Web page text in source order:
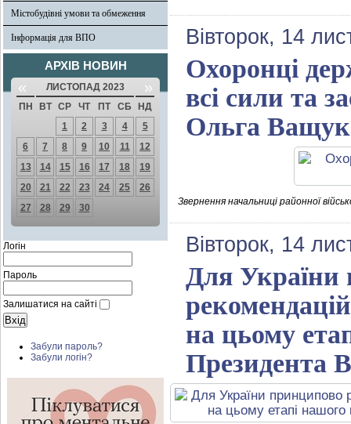
Містобудівні умови та обмеження
Інформація для ВПО
АРХІВ НОВИН
« ЛИСТОПАД 2023 »
ПН ВТ СР ЧТ ПТ СБ
НД
1
2 3 4
5
6
7 8 9 10 11
12
13
14 15 16 17 18
19
20
21 22 23 24 25
26
27
28 29 30
Логін
Пароль
Залишатися на сайті
Забули пароль?
Забули логін?
Вівторок, 14
Охоронці
всі сили та
Ольга Ващук
Звернення начальниці районної
Вівторок, 14
Для України
на цьому
Президента